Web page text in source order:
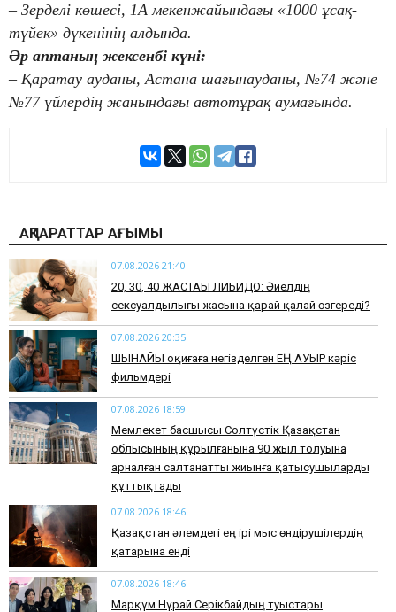
– Зерделі көшесі, 1А мекенжайындағы «1000 ұсақ-
түйек» дүкенінің алдында.
Әр аптаның жексенбі күні:
– Қаратау ауданы, Астана шағынауданы, №74 және
№77 үйлердің жанындағы автотұрақ аумағында.
АҚПАРАТТАР АҒЫМЫ
07.08.2026 21:40
​20, 30, 40 ЖАСТАҒЫ ЛИБИДО: Әйелдің
сексуалдылығы жасына қарай қалай өзгереді?
07.08.2026 20:35
​ШЫНАЙЫ оқиғаға негізделген ЕҢ АУЫР кәріс
фильмдері
07.08.2026 18:59
Мемлекет басшысы Солтүстік Қазақстан
облысының құрылғанына 90 жыл толуына
арналған салтанатты жиынға қатысушыларды
құттықтады
07.08.2026 18:46
Қазақстан әлемдегі ең ірі мыс өндірушілердің
қатарына енді
07.08.2026 18:46
Марқұм Нұрай Серікбайдың туыстары